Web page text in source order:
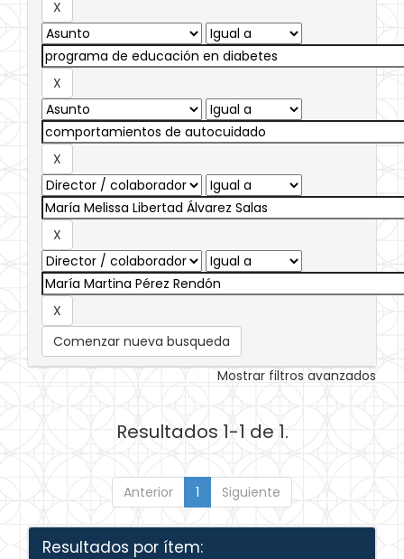
Comenzar nueva busqueda
Mostrar filtros avanzados
Resultados 1-1 de 1.
Anterior 1 Siguiente
Resultados por ítem: